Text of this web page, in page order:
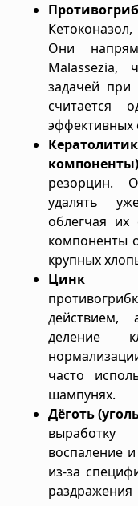
Они
Malassezia,
задачей при
эффективных
резорцин.
удалять
облегчая
компоненты
крупных
Цинк
действием,
деление
часто
шампунях.
Дёготь
воспаление
из-за
раздражения